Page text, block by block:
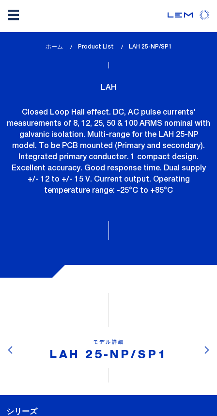
ツ
ホーム Product List
lem_current_page
LAH 25-NP/SP1
LAH
Closed Loop Hall effect. DC, AC pulse currents'
measurements of 8, 12, 25, 50 & 100 ARMS nominal with
galvanic isolation. Multi-range for the LAH 25-NP
model. To be PCB mounted (Primary and secondary).
Integrated primary conductor. 1 compact design.
Excellent accuracy. Good response time. Dual supply
+/- 12 to +/- 15 V. Current output. Operating
temperature range: -25°C to +85°C
モデル詳細
LAH 25-NP/SP1
シリーズ